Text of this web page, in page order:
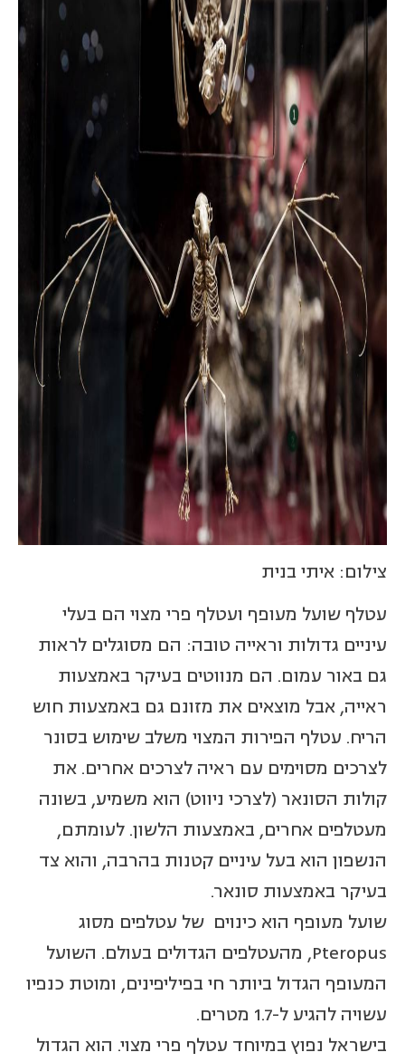
צילום: איתי בנית
עטלף שועל מעופף ועטלף פרי מצוי הם בעלי
עיניים גדולות וראייה טובה: הם מסוגלים לראות
גם באור עמום. הם מנווטים בעיקר באמצעות
ראייה, אבל מוצאים את מזונם גם באמצעות חוש
הריח. עטלף הפירות המצוי משלב שימוש בסונר
לצרכים מסוימים עם ראיה לצרכים אחרים. את
קולות הסונאר (לצרכי ניווט) הוא משמיע, בשונה
מעטלפים אחרים, באמצעות הלשון. לעומתם,
הנשפון הוא בעל עיניים קטנות בהרבה, והוא צד
בעיקר באמצעות סונאר.
שועל מעופף הוא כינוים של עטלפים מסוג
Pteropus, מהעטלפים הגדולים בעולם. השועל
המעופף הגדול ביותר חי בפיליפינים, ומוטת כנפיו
עשויה להגיע ל-1.7 מטרים.
בישראל נפוץ במיוחד עטלף פרי מצוי. הוא הגדול